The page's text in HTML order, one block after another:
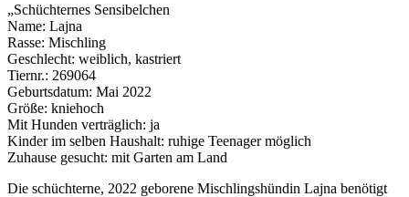
„Schüchternes Sensibelchen
Name: Lajna
Rasse: Mischling
Geschlecht: weiblich, kastriert
Tiernr.: 269064
Geburtsdatum: Mai 2022
Größe: kniehoch
Mit Hunden verträglich: ja
Kinder im selben Haushalt: ruhige Teenager möglich
Zuhause gesucht: mit Garten am Land
Die schüchterne, 2022 geborene Mischlingshündin Lajna benötigt